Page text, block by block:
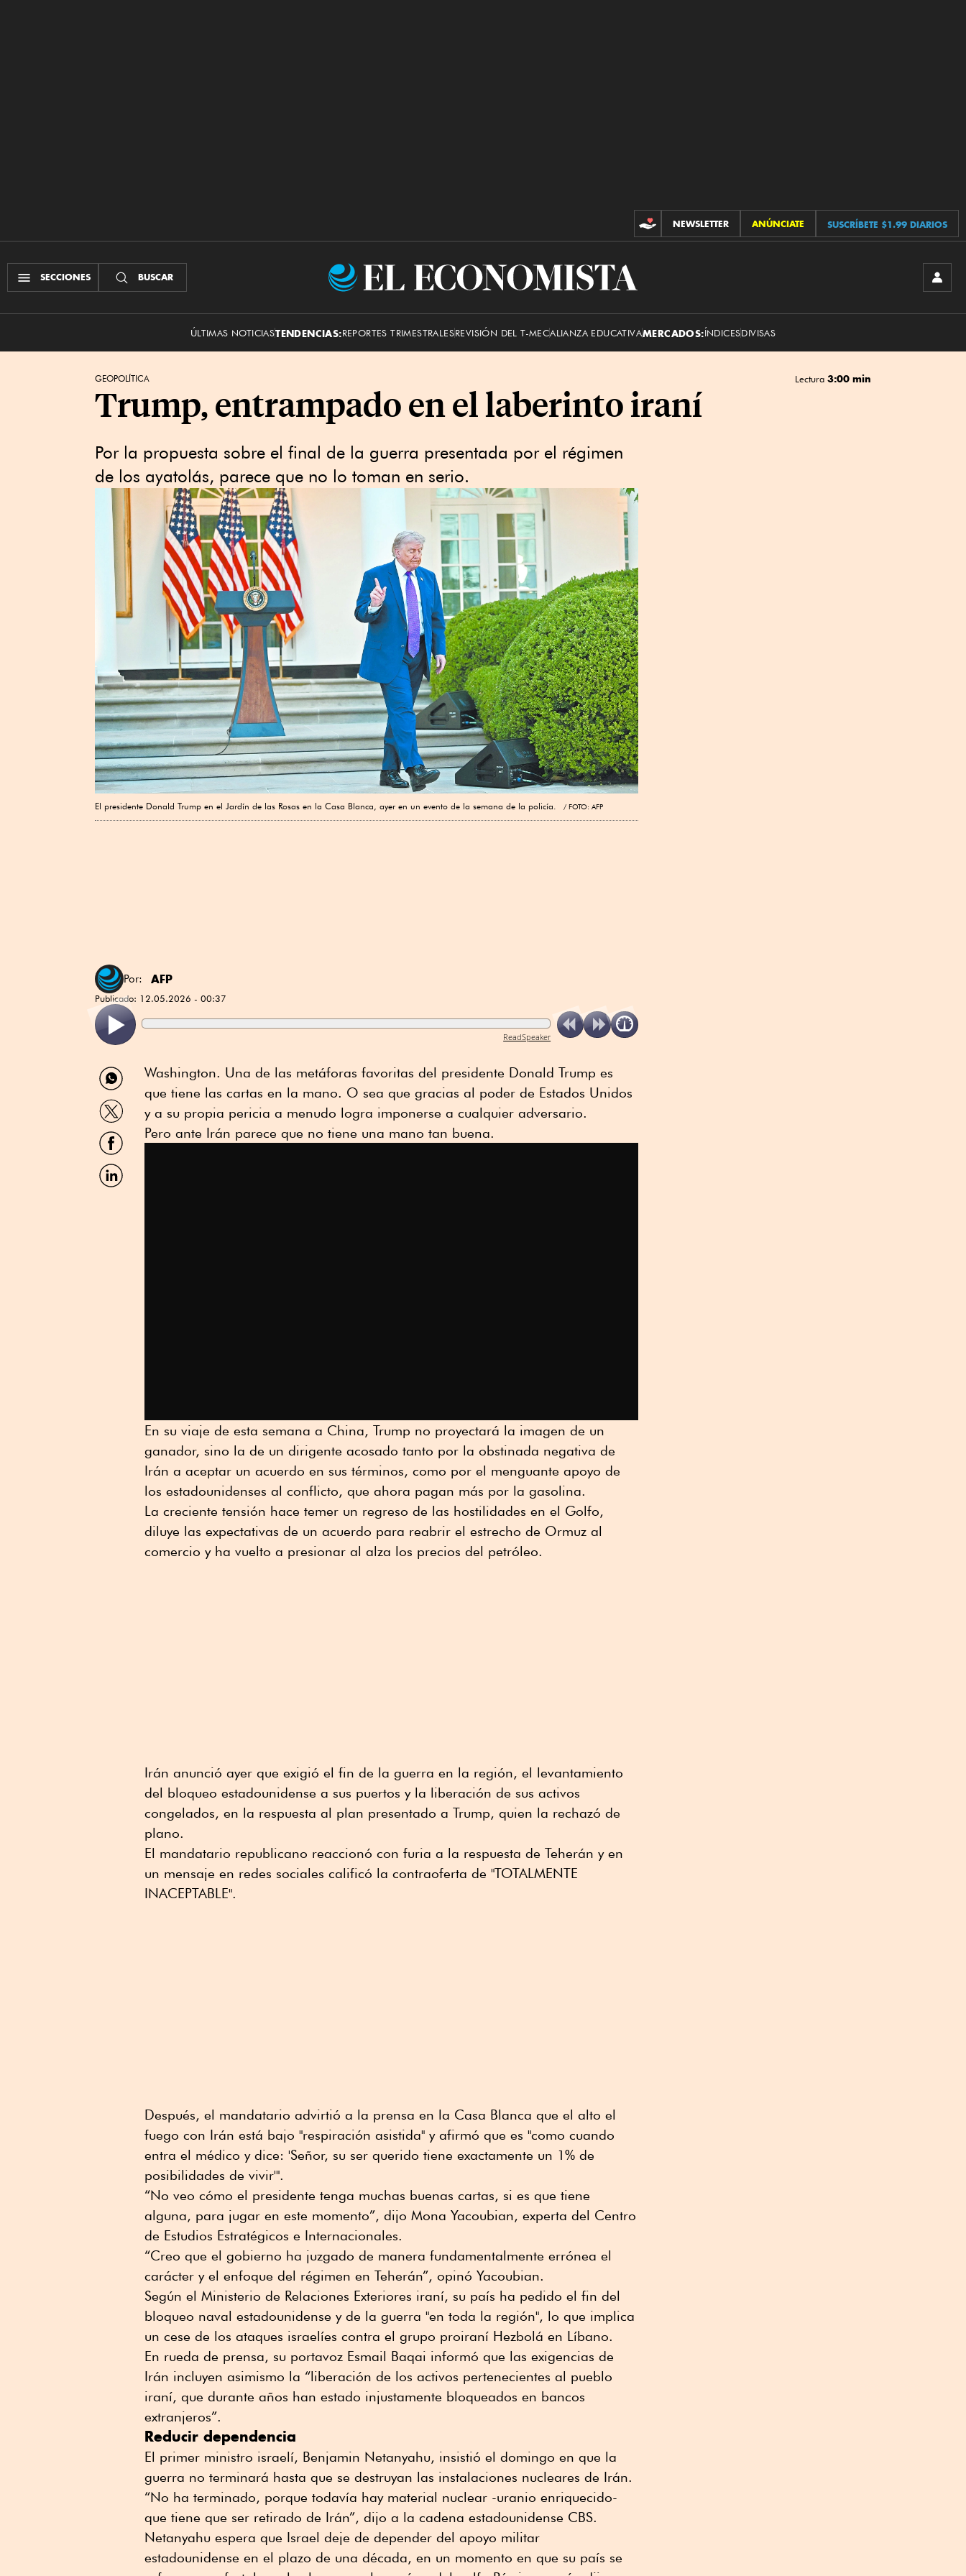
CONTRIBUCIONES
NEWSLETTER ANÚNCIATE SUSCRÍBETE $1.99 DIARIOS
SECCIONES BUSCAR
El
ÚLTIMAS NOTICIASTENDENCIAS:REPORTES TRIMESTRALESREVISIÓN DEL T-MECALIANZA EDUCATIVAMERCADOS:ÍNDICESDIVISAS
GEOPOLÍTICA Lectura 3:00 min
Trump, entrampado en el laberinto iraní
Por la propuesta sobre el final de la guerra presentada por el régimen
de los ayatolás, parece que no lo toman en serio.
El presidente Donald Trump en el Jardín de las Rosas en la Casa Blanca, ayer en un evento de la semana de la policía. FOTO: AFP
Por: AFP
Publicado: 12.05.2026 - 00:37
ReadSpeaker
Compartir
por
WhatsApp
Compartir
por
Twitter
Compartir
por
Facebook
Compartir
por
Washington. Una de las metáforas favoritas del presidente Donald Trump es
que tiene las cartas en la mano. O sea que gracias al poder de Estados Unidos
y a su propia pericia a menudo logra imponerse a cualquier adversario.
Pero ante Irán parece que no tiene una mano tan buena.
En su viaje de esta semana a China, Trump no proyectará la imagen de un
ganador, sino la de un dirigente acosado tanto por la obstinada negativa de
Irán a aceptar un acuerdo en sus términos, como por el menguante apoyo de
los estadounidenses al conflicto, que ahora pagan más por la gasolina.
La creciente tensión hace temer un regreso de las hostilidades en el Golfo,
diluye las expectativas de un acuerdo para reabrir el estrecho de Ormuz al
comercio y ha vuelto a presionar al alza los precios del petróleo.
Irán anunció ayer que exigió el fin de la guerra en la región, el levantamiento
del bloqueo estadounidense a sus puertos y la liberación de sus activos
congelados, en la respuesta al plan presentado a Trump, quien la rechazó de
plano.
El mandatario republicano reaccionó con furia a la respuesta de Teherán y en
un mensaje en redes sociales calificó la contraoferta de "TOTALMENTE
INACEPTABLE".
Después, el mandatario advirtió a la prensa en la Casa Blanca que el alto el
fuego con Irán está bajo "respiración asistida" y afirmó que es "como cuando
entra el médico y dice: 'Señor, su ser querido tiene exactamente un 1% de
posibilidades de vivir'".
“No veo cómo el presidente tenga muchas buenas cartas, si es que tiene
alguna, para jugar en este momento”, dijo Mona Yacoubian, experta del Centro
de Estudios Estratégicos e Internacionales.
“Creo que el gobierno ha juzgado de manera fundamentalmente errónea el
carácter y el enfoque del régimen en Teherán”, opinó Yacoubian.
Según el Ministerio de Relaciones Exteriores iraní, su país ha pedido el fin del
bloqueo naval estadounidense y de la guerra "en toda la región", lo que implica
un cese de los ataques israelíes contra el grupo proiraní Hezbolá en Líbano.
En rueda de prensa, su portavoz Esmail Baqai informó que las exigencias de
Irán incluyen asimismo la “liberación de los activos pertenecientes al pueblo
iraní, que durante años han estado injustamente bloqueados en bancos
extranjeros”.
Reducir dependencia
El primer ministro israelí, Benjamin Netanyahu, insistió el domingo en que la
guerra no terminará hasta que se destruyan las instalaciones nucleares de Irán.
“No ha terminado, porque todavía hay material nuclear -uranio enriquecido-
que tiene que ser retirado de Irán”, dijo a la cadena estadounidense CBS.
Netanyahu espera que Israel deje de depender del apoyo militar
estadounidense en el plazo de una ⁠década, en un momento en que su país se